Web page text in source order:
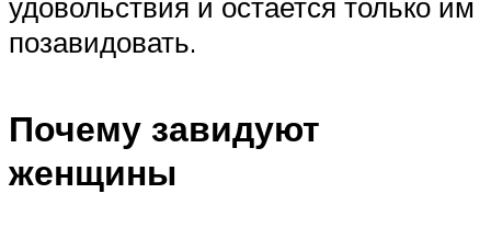
удовольствия и остается только им
позавидовать.
Почему завидуют
женщины